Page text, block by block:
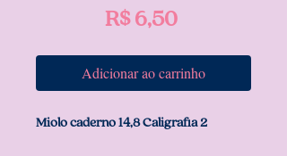
R$ 6,50Preço
Adicionar ao carrinho
Miolo caderno 14,8 Caligrafia 2